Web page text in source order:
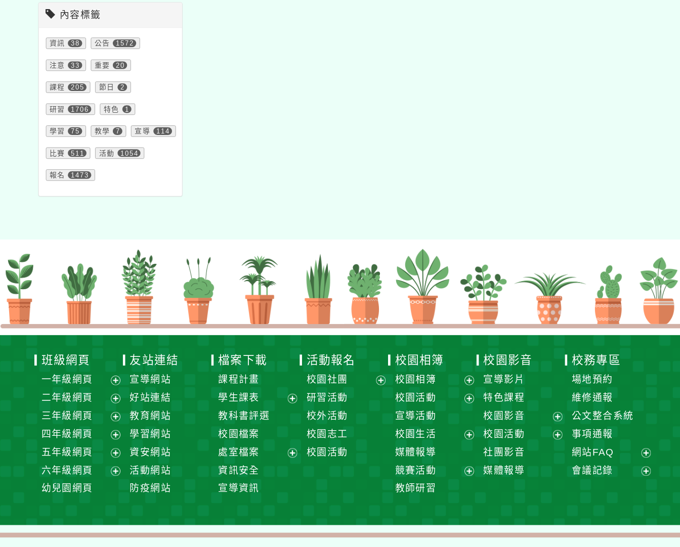
內容標籤
資訊 38 公告 1572
注意 33 重要 20
課程 205 節日 2
研習 1706 特色 1
學習 75 教學 7 宣導 114
比賽 511 活動 1054
報名 1473
班級網頁
一年級網頁
展
開
選
單
二年級網頁
展
開
選
單
三年級網頁
展
開
選
單
四年級網頁
展
開
選
五年級網頁
展
開
六年級網頁
單
幼兒園網頁
友站連結
宣導網站
好站連結
教育網站
學習網站
資安網站
活動網站
防疫網站
檔案下載
課程計畫
學生課表
單
教科書評選
校園檔案
處室檔案
資訊安全
宣導資訊
活動報名
校園社團
研習活動
校外活動
校園志工
校園活動
校園相簿
校園相簿
展
開
單
校園活動
選
宣導活動
校園生活
選
媒體報導
競賽活動
單
教師研習
校園影音
宣導影片
特色課程
校園影音
展
開
校園活動
社團影音
媒體報導
校務專區
場地預約
維修通報
公文整合系統
事項通報
網站FAQ
展
會議記錄
單